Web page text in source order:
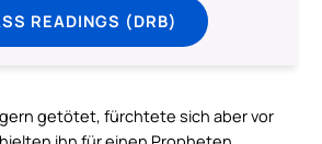
READINGS (DRB)
getötet, fürchtete sich aber vor